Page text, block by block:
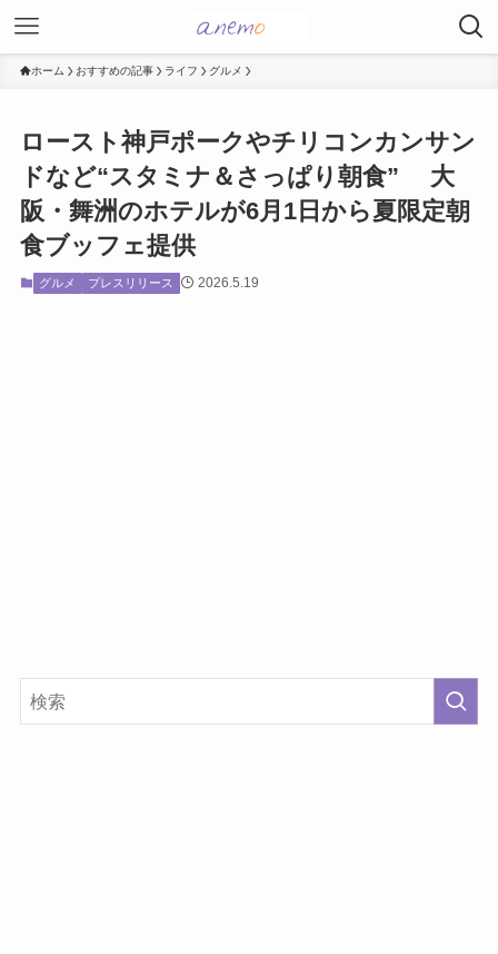
ホーム おすすめの記事 ライフ グルメ
ロースト神戸ポークやチリコンカンサン
ドなど“スタミナ＆さっぱり朝食” 大
阪・舞洲のホテルが6月1日から夏限定朝
食ブッフェ提供
グルメ プレスリリース 2026.5.19